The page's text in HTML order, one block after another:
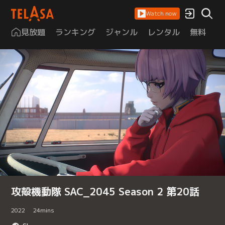
Watch now
見放題 ランキング ジャンル レンタル 無料
攻殻機動隊 SAC_2045 Season 2 第20話
2022 24mins